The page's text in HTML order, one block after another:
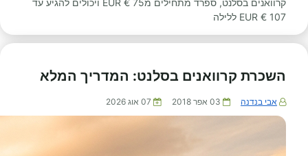
קרוואנים בסלנט, ספרד מתחילים מ75 € EUR ויכולים להגיע עד
107 € EUR ללילה
השכרת קרוואנים בסלנט: המדריך המלא
אבי בנדנה 03 אפר 2018 07 אוג 2026